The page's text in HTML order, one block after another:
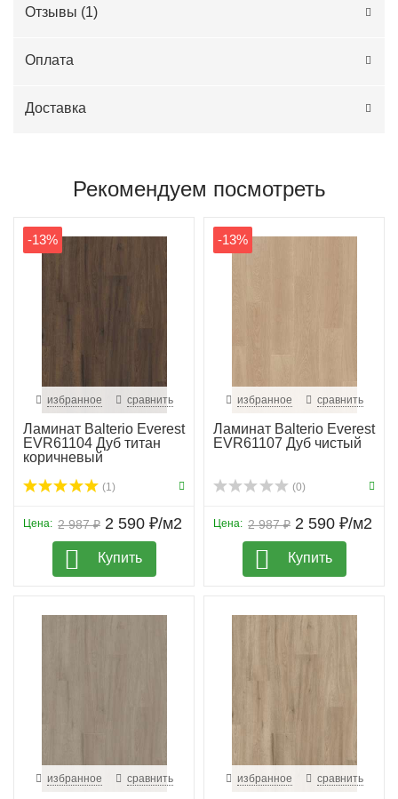
Отзывы (1)
Оплата
Доставка
Рекомендуем посмотреть
-13%
избранное сравнить
Ламинат Balterio Everest
EVR61104 Дуб титан
коричневый
(1)
2 987 ₽
Цена: 2 590 ₽/м2
Купить
-13%
избранное сравнить
Ламинат Balterio Everest
EVR61107 Дуб чистый
(0)
2 987 ₽
Цена: 2 590 ₽/м2
Купить
избранное сравнить избранное сравнить